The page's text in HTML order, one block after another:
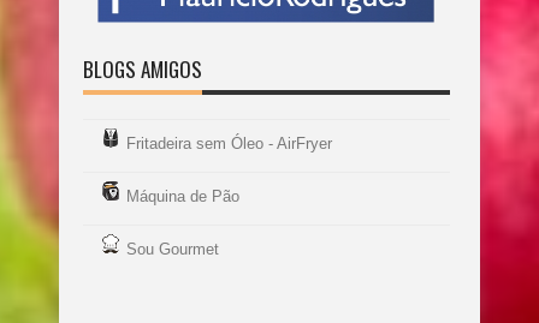
BLOGS AMIGOS
Fritadeira sem Óleo - AirFryer
Máquina de Pão
Sou Gourmet